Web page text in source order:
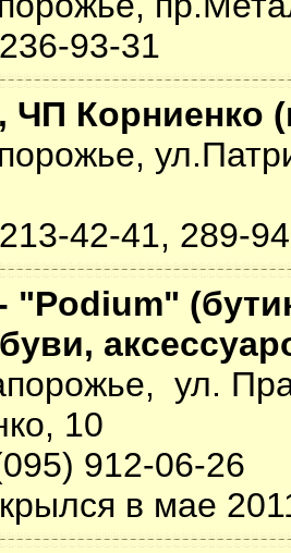
93-31
ЧП Корниенко
42-41, 289-
ул.
10
912-06-26
в мае